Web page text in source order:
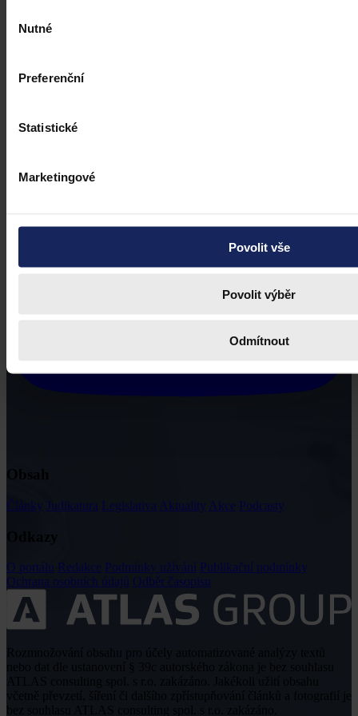
souhlasu
Nutné
Preferenční
Statistické
Marketingové
Povolit vše
Povolit výběr
Odmítnout
Články Judikatura Legislativa Aktuality Akce Podcasty
O portálu Redakce Podmínky užívání Publikační podmínky
Ochrana osobních údajů Odběr časopisu
včetně převzetí, šíření či dalšího zpřístupňování článků a fotografií je